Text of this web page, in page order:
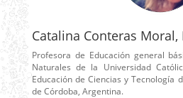
Catalina Conteras Moral,
Profesora de Educación general
Naturales de la Universidad
Educación de Ciencias y Tecnología
de Córdoba, Argentina.